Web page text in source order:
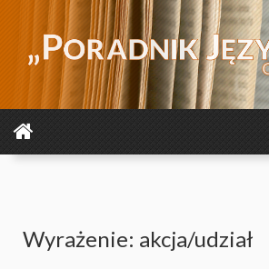
Wyrażenie: akcja/udział